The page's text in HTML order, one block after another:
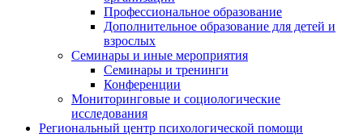
Профессиональное образование
Дополнительное образование для детей и
взрослых
Семинары и иные мероприятия
Семинары и тренинги
Конференции
Мониторинговые и социологические
исследования
Региональный центр психологической помощи